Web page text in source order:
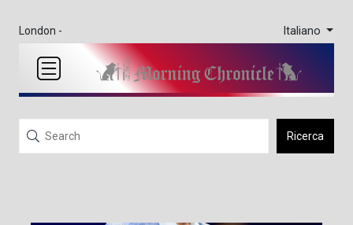
London - Italiano
Ricerca